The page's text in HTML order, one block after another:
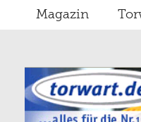
Magazin